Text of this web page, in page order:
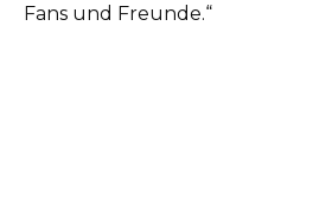
Fans und Freunde.“